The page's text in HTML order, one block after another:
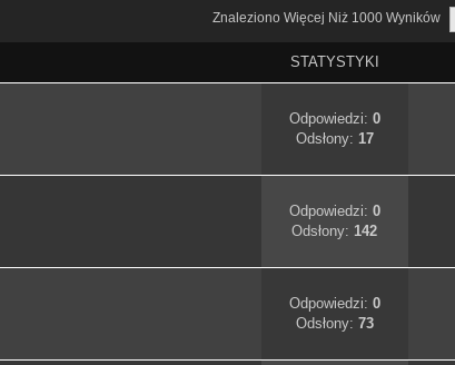
Znaleziono Więcej Niż 1000 Wyników
STATYSTYKI
Odpowiedzi: 0
Odsłony: 17
Odpowiedzi: 0
Odsłony:142
Odpowiedzi: 0
Odsłony: 73